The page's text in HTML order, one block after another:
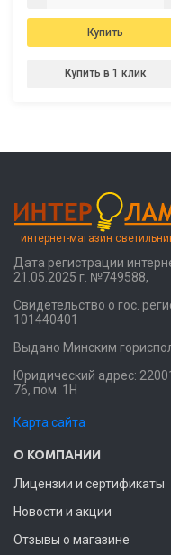
Купить
Купить в 1 клик
интернет-магазин
Дата регистрации
21.05.2025 г. №749588,
Свидетельство о гос.
101440401
Выдано Минским
Юридический адрес:
76, пом. 1Н
Карта сайта
О КОМПАНИИ
Лицензии и сертификаты
Новости и акции
Отзывы о магазине